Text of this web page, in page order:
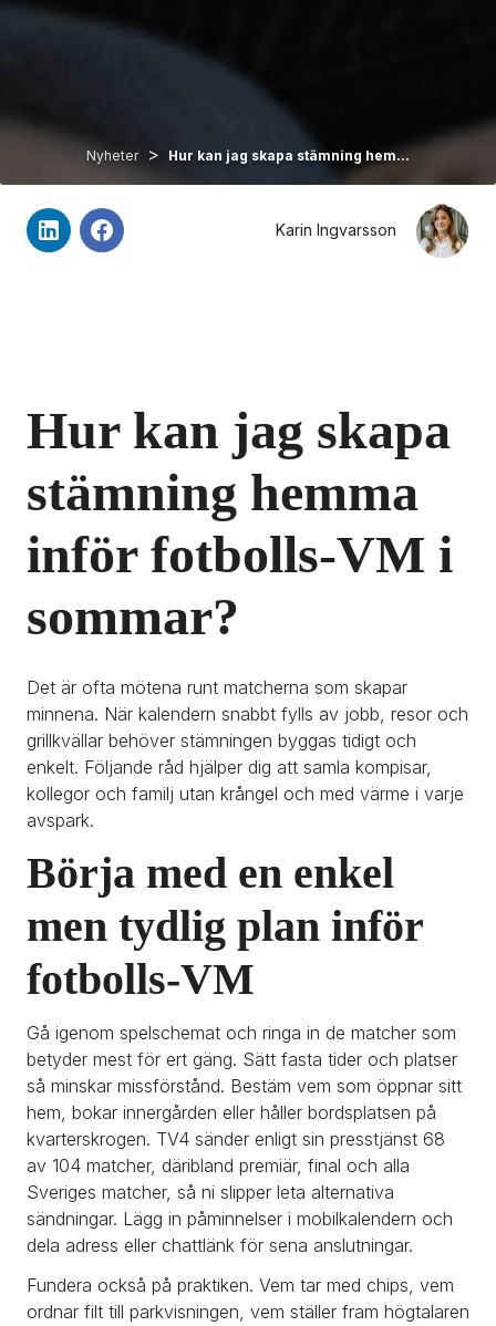
Nyheter > Hur kan jag skapa stämning hem...
Karin Ingvarsson
Hur kan jag skapa
stämning hemma
inför fotbolls-VM i
sommar?
Det är ofta mötena runt matcherna som skapar
minnena. När kalendern snabbt fylls av jobb, resor och
grillkvällar behöver stämningen byggas tidigt och
enkelt. Följande råd hjälper dig att samla kompisar,
kollegor och familj utan krångel och med värme i varje
avspark.
Börja med en enkel
men tydlig plan inför
fotbolls-VM
Gå igenom spelschemat och ringa in de matcher som
betyder mest för ert gäng. Sätt fasta tider och platser
så minskar missförstånd. Bestäm vem som öppnar sitt
hem, bokar innergården eller håller bordsplatsen på
kvarterskrogen. TV4 sänder enligt sin presstjänst 68
av 104 matcher, däribland premiär, final och alla
Sveriges matcher, så ni slipper leta alternativa
sändningar. Lägg in påminnelser i mobilkalendern och
dela adress eller chattlänk för sena anslutningar.
Fundera också på praktiken. Vem tar med chips, vem
ordnar filt till parkvisningen, vem ställer fram högtalaren